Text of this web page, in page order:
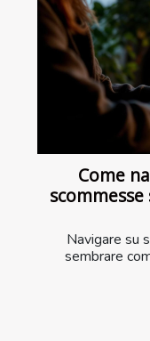
Come
Navigare su
sembrare